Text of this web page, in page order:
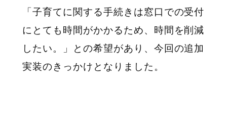
「子育てに関する手続きは窓口での受付
にとても時間がかかるため、時間を削減
したい。」との希望があり、今回の追加
実装のきっかけとなりました。